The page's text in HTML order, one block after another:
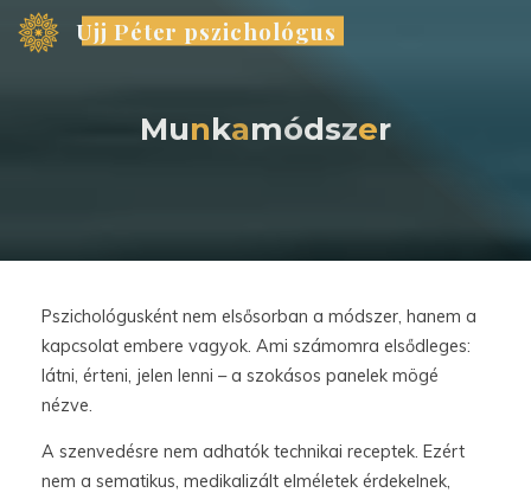
Skip
Ujj Péter pszichológus
Munka
amódsze
er
Pszichológusként nem elsősorban a módszer, hanem a
kapcsolat embere vagyok. Ami számomra elsődleges:
látni, érteni, jelen lenni – a szokásos panelek mögé
nézve.
A szenvedésre nem adhatók technikai receptek. Ezért
nem a sematikus, medikalizált elméletek érdekelnek,